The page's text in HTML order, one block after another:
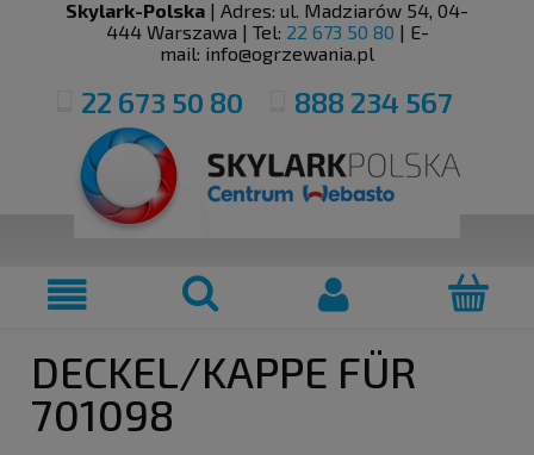
Skylark-Polska | Adres: ul. Madziarów 54, 04-
444 Warszawa | Tel: 22 673 50 80 | E-
mail: info@ogrzewania.pl
22 673 50 80 888 234 567
DECKEL/KAPPE FÜR
701098